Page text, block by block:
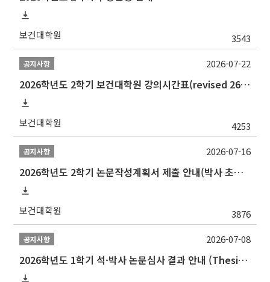
보건대학원 3543
공지사항
2026학년도 2학기 보건대학원 강의시간표(revised 260803)(2026 2nd SEMESTER SNU GSPH TIMETABLE)
보건대학원 4253
2026-07-22
공지사항
2026학년도 2학기 논문작성계획서 제출 안내(박사 초심 일정 포함)_Thesis Proposal
보건대학원 3876
2026-07-16
공지사항
2026학년도 1학기 석·박사 논문심사 결과 안내 (Thesis Defense Result)
2026-07-08